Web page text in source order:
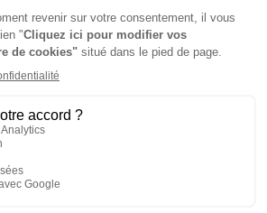
date d’anniversaire
titre.
magazine La Marne